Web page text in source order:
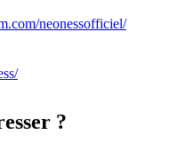
neonessofficiel/
?